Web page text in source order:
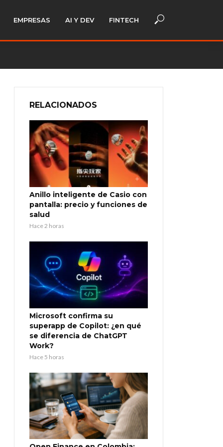
EMPRESAS AI Y DEV FINTECH
RELACIONADOS
Anillo inteligente de Casio con
pantalla: precio y funciones de
salud
Hace 2 horas
Microsoft confirma su
superapp de Copilot: ¿en qué
se diferencia de ChatGPT
Work?
Hace 5 horas